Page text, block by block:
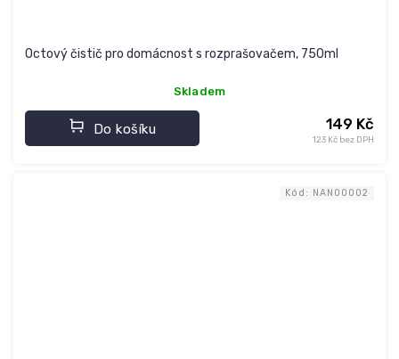
Octový čistič pro domácnost s rozprašovačem, 750ml
Skladem
123 Kč bez DPH
149 Kč
Do košíku
Kód: NAN00002